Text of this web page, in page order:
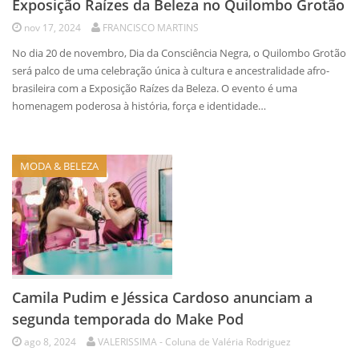
Exposição Raízes da Beleza no Quilombo Grotão
nov 17, 2024 FRANCISCO MARTINS
No dia 20 de novembro, Dia da Consciência Negra, o Quilombo Grotão
será palco de uma celebração única à cultura e ancestralidade afro-
brasileira com a Exposição Raízes da Beleza. O evento é uma
homenagem poderosa à história, força e identidade…
MODA & BELEZA
Camila Pudim e Jéssica Cardoso anunciam a
segunda temporada do Make Pod
ago 8, 2024 VALERISSIMA - Coluna de Valéria Rodriguez